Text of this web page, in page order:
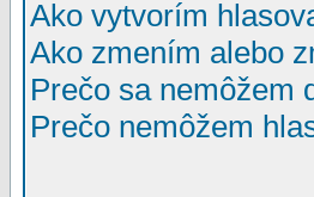
Ako vytvorím
Ako zmením alebo
Prečo sa nemôžem
Prečo nemôžem